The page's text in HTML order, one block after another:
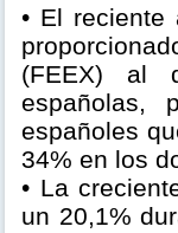
• El
(FEEX) al
españolas,
españoles
34% en los
• La
un 20,1%